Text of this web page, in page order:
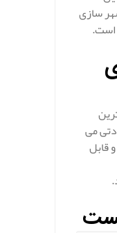
سازی
است.
می
قابل